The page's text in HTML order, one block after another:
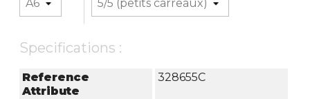
Specifications :
Reference
Attribute
328655C